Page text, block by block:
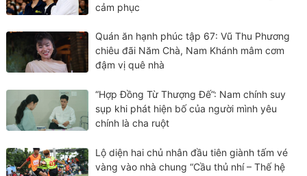
cảm phục
Quán ăn hạnh phúc tập 67: Vũ Thu Phương
chiêu đãi Năm Chà, Nam Khánh mâm cơm
đậm vị quê nhà
“Hợp Đồng Từ Thượng Đế”: Nam chính suy
sụp khi phát hiện bố của người mình yêu
chính là cha ruột
Lộ diện hai chủ nhân đầu tiên giành tấm vé
vàng vào nhà chung “Cầu thủ nhí – Thế hệ